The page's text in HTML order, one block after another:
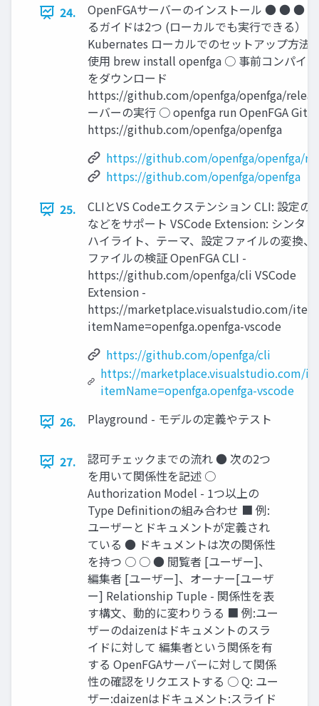
24.
OpenFGAサーバーのインストール ● ● ●
るガイドは2つ (ローカルでも実行できる
Kubernates ローカルでのセットアップ⽅
使⽤ brew install openfga ○ 事前コンパイ
をダウンロード
https://github.com/openfga/openfga/
ーバーの実⾏ ○ openfga run OpenFGA
https://github.com/openfga/openfga
https://github.com/openfga/openfga/
https://github.com/openfga/openfga
25.
CLIとVS Codeエクステンション CLI: 設定の
などをサポート VSCode Extension: シンタ
ハイライト、テーマ、設定ファイルの変換、
ファイルの検証 OpenFGA CLI -
https://github.com/openfga/cli VSCode
Extension -
https://marketplace.visualstudio.com/
itemName=openfga.openfga-vscode
https://github.com/openfga/cli
https://marketplace.visualstudio.com/
itemName=openfga.openfga-vscode
26.
Playground - モデルの定義やテスト
27.
認可チェックまでの流れ ● 次の2つ
を⽤いて関係性を記述 ○
Authorization Model - 1つ以上の
Type Deﬁnitionの組み合わせ ■ 例:
ユーザーとドキュメントが定義され
ている ● ドキュメントは次の関係性
を持つ ○ ○ ● 閲覧者 [ユーザー]、
編集者 [ユーザー]、オーナー[ユーザ
ー] Relationship Tuple - 関係性を表
す構⽂、動的に変わりうる ■ 例:ユー
ザーのdaizenはドキュメントのスラ
イドに対して 編集者という関係を有
する OpenFGAサーバーに対して関係
性の確認をリクエストする ○ Q: ユー
ザー:daizenはドキュメント:スライド